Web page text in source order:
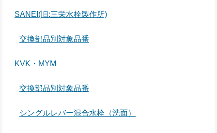
SANEI(旧:三栄水栓製作所)
交換部品別対象品番
KVK・MYM
交換部品別対象品番
シングルレバー混合水栓（洗面）